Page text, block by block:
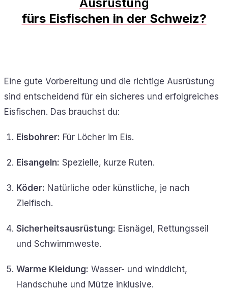
fürs Eisfischen in der Schweiz?
Eine gute Vorbereitung und die richtige Ausrüstung
sind entscheidend für ein sicheres und erfolgreiches
Eisfischen. Das brauchst du:
Eisbohrer: Für Löcher im Eis.
Eisangeln: Spezielle, kurze Ruten.
Köder: Natürliche oder künstliche, je nach
Zielfisch.
Sicherheitsausrüstung: Eisnägel, Rettungsseil
und Schwimmweste.
Warme Kleidung: Wasser- und winddicht,
Handschuhe und Mütze inklusive.